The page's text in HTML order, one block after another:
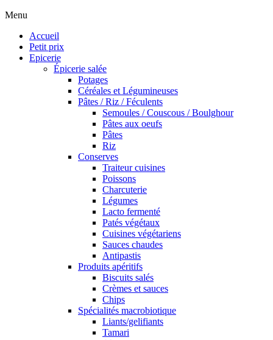
Menu
Accueil
Petit prix
Epicerie
Épicerie salée
Potages
Céréales et Légumineuses
Pâtes / Riz / Féculents
Semoules / Couscous / Boulghour
Pâtes aux oeufs
Pâtes
Riz
Conserves
Traiteur cuisines
Poissons
Charcuterie
Légumes
Lacto fermenté
Patés végétaux
Cuisines végétariens
Sauces chaudes
Antipastis
Produits apéritifs
Biscuits salés
Crèmes et sauces
Chips
Spécialités macrobiotique
Liants/gelifiants
Tamari